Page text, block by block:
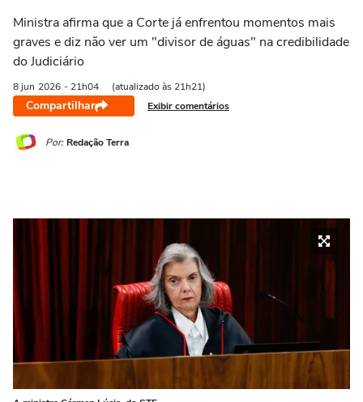
Ministra afirma que a Corte já enfrentou momentos mais
graves e diz não ver um "divisor de águas" na credibilidade
do Judiciário
8 jun 2026 - 21h04 (atualizado às 21h21)
Compartilhar Exibir comentários
Por: Redação Terra